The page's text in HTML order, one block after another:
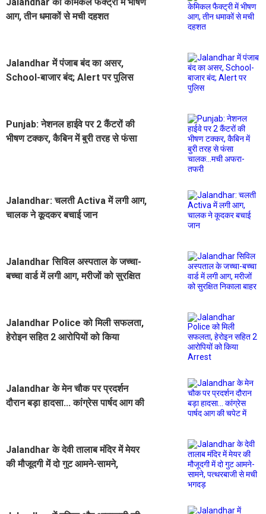
आग, तीन धमाकों से मची दहशत
Jalandhar में पंजाब बंद का असर,
School-बाजार बंद; Alert पर पुलिस
Punjab: नेशनल हाईवे पर 2 कैंटरों की
भीषण टक्कर, कैबिन में बुरी तरह से फंसा
Jalandhar: चलती Activa में लगी आग,
चालक ने कूदकर बचाई जान
Jalandhar सिविल अस्पताल के जच्चा-
बच्चा वार्ड में लगी आग, मरीजों को सुरक्षित
Jalandhar Police को मिली सफलता,
हेरोइन सहित 2 आरोपियों को किया
Jalandhar के मेन चौक पर प्रदर्शन
दौरान बड़ा हादसा... कांग्रेस पार्षद आग की
Jalandhar के देवी तालाब मंदिर में मेयर
की मौजूदगी में दो गुट आमने-सामने,